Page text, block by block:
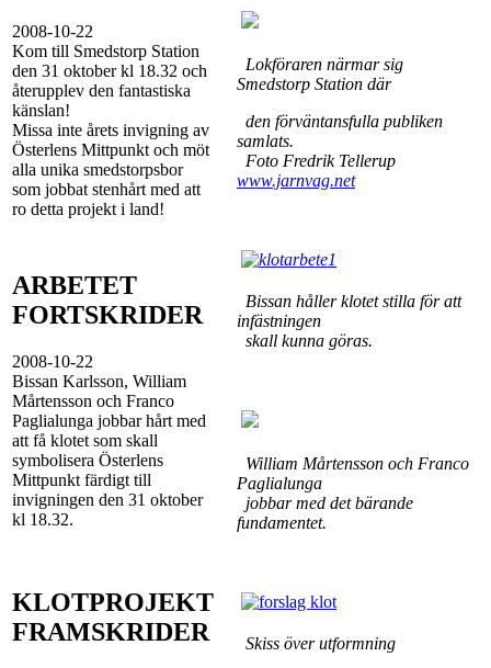
2008-10-22
Kom till Smedstorp Station
den 31 oktober kl 18.32 och
återupplev den fantastiska
känslan!
Missa inte årets invigning av
Österlens Mittpunkt och möt
alla unika smedstorpsbor
som jobbat stenhårt med att
ro detta projekt i land!
ARBETET
FORTSKRIDER
2008-10-22
Bissan Karlsson, William
Mårtensson och Franco
Paglialunga jobbar hårt med
att få klotet som skall
symbolisera Österlens
Mittpunkt färdigt till
invigningen den 31 oktober
kl 18.32.
KLOTPROJEKT
FRAMSKRIDER
Lokföraren närmar sig
Smedstorp Station där
den förväntansfulla publiken
samlats.
Foto Fredrik Tellerup
www.jarnvag.net
Bissan håller klotet stilla för att
infästningen
skall kunna göras.
William Mårtensson och Franco
Paglialunga
jobbar med det bärande
fundamentet.
Skiss över utformning